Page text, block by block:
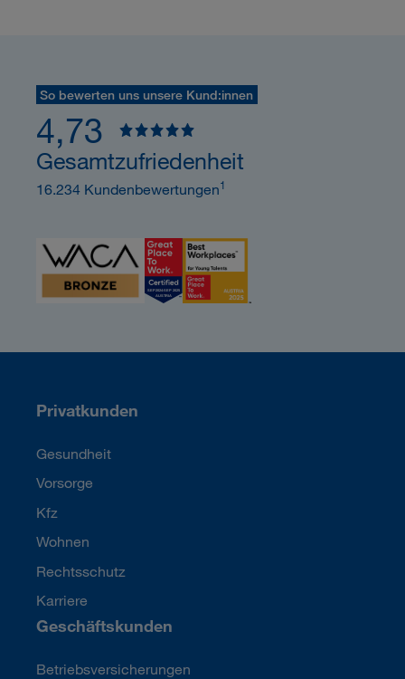
Privatkunden
Gesundheit
Vorsorge
Kfz
Wohnen
Rechtsschutz
Karriere
Geschäftskunden
Betriebsversicherungen
So bewerten uns unsere Kund:innen
4,73
Gesamtzufriedenheit
16.234 Kundenbewertungen1